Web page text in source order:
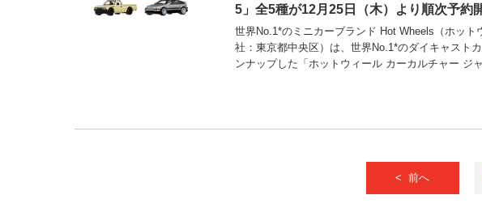
5」全5種が12月25日（木）より順次予約
世界No.1*のミニカーブランド Hot Wheels（ホッ
社：東京都中央区）は、世界No.1*のダイキャスト
ンナップした「ホットウィール カーカルチャー ジ
< 前へ